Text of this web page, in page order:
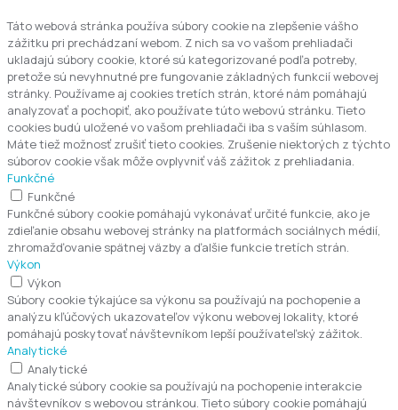
Táto webová stránka používa súbory cookie na zlepšenie vášho
zážitku pri prechádzaní webom. Z nich sa vo vašom prehliadači
ukladajú súbory cookie, ktoré sú kategorizované podľa potreby,
pretože sú nevyhnutné pre fungovanie základných funkcií webovej
stránky. Používame aj cookies tretích strán, ktoré nám pomáhajú
analyzovať a pochopiť, ako používate túto webovú stránku. Tieto
cookies budú uložené vo vašom prehliadači iba s vaším súhlasom.
Máte tiež možnosť zrušiť tieto cookies. Zrušenie niektorých z týchto
súborov cookie však môže ovplyvniť váš zážitok z prehliadania.
Funkčné
Funkčné
Funkčné súbory cookie pomáhajú vykonávať určité funkcie, ako je
zdieľanie obsahu webovej stránky na platformách sociálnych médií,
zhromažďovanie spätnej väzby a ďalšie funkcie tretích strán.
Výkon
Výkon
Súbory cookie týkajúce sa výkonu sa používajú na pochopenie a
analýzu kľúčových ukazovateľov výkonu webovej lokality, ktoré
pomáhajú poskytovať návštevníkom lepší používateľský zážitok.
Analytické
Analytické
Analytické súbory cookie sa používajú na pochopenie interakcie
návštevníkov s webovou stránkou. Tieto súbory cookie pomáhajú